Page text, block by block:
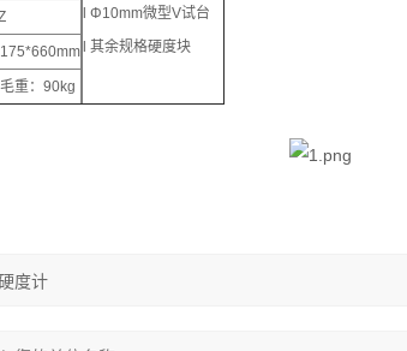
l Φ10mm微型V试台
l 其余规格硬度块
重：90kg